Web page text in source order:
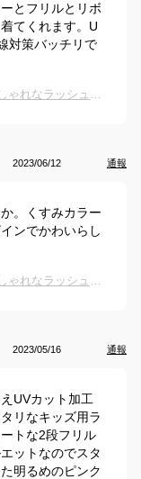
とフリルとリボ
てくれます。U
対策バッチリで
キッズラッシュガード｜女の子に人気のおしゃれなラッシュガードのおすすめは？
2023/06/12 通報
。くすみカラー
ンでかわいらし
キッズラッシュガード｜女の子に人気のおしゃれなラッシュガードのおすすめは？
2023/05/16 通報
UVカット加工
リなキッズ用ラ
トな2段フリル
ットなのでスタ
明るめのピンク